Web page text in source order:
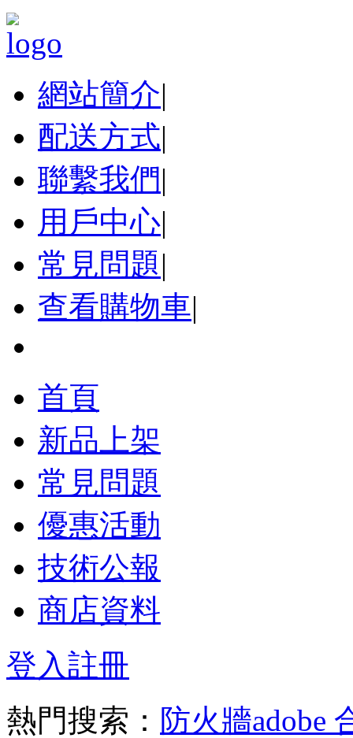
網站簡介|
配送方式|
聯繫我們|
用戶中心|
常見問題|
查看購物車|
首頁
新品上架
常見問題
優惠活動
技術公報
商店資料
登入註冊
熱門搜索： 防火牆adobe